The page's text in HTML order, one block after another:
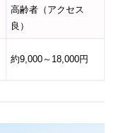
高齢者（アクセス
良）
約9,000～18,000円